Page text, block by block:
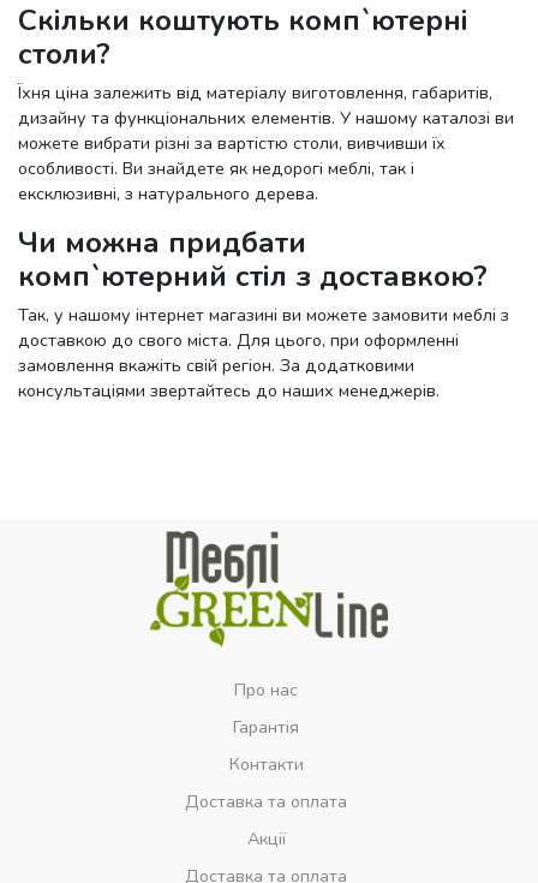
Скільки коштують комп`ютерні
столи?
Їхня ціна залежить від матеріалу виготовлення, габаритів,
дизайну та функціональних елементів. У нашому каталозі ви
можете вибрати різні за вартістю столи, вивчивши їх
особливості. Ви знайдете як недорогі меблі, так і
ексклюзивні, з натурального дерева.
Чи можна придбати
комп`ютерний стіл з доставкою?
Так, у нашому інтернет магазині ви можете замовити меблі з
доставкою до свого міста. Для цього, при оформленні
замовлення вкажіть свій регіон. За додатковими
консультаціями звертайтесь до наших менеджерів.
Про нас
Гарантія
Контакти
Доставка та оплата
Акції
Доставка та оплата